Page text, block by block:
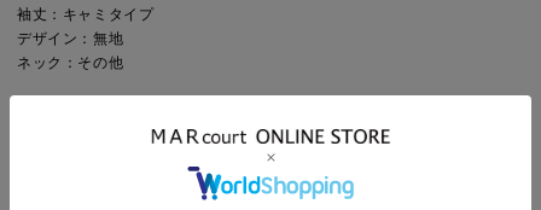
袖丈：キャミタイプ
デザイン：無地
ネック：その他